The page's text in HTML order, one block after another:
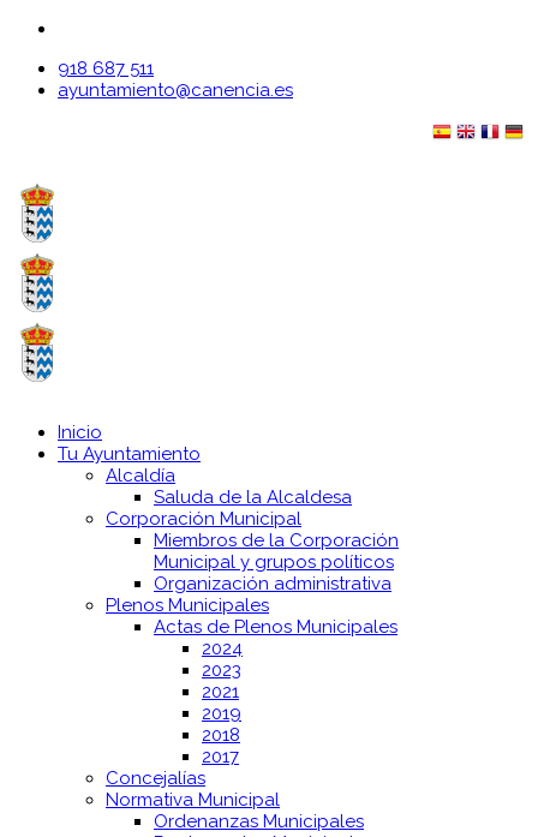
918 687 511
ayuntamiento@canencia.es
Inicio
Tu Ayuntamiento
Alcaldía
Saluda de la Alcaldesa
Corporación Municipal
Miembros de la Corporación
Municipal y grupos políticos
Organización administrativa
Plenos Municipales
Actas de Plenos Municipales
2024
2023
2021
2019
2018
2017
Concejalías
Normativa Municipal
Ordenanzas Municipales